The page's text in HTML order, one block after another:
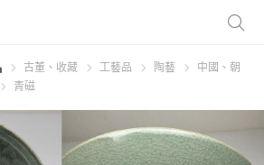
古董、收藏 工藝品 陶藝
中國、朝
青磁